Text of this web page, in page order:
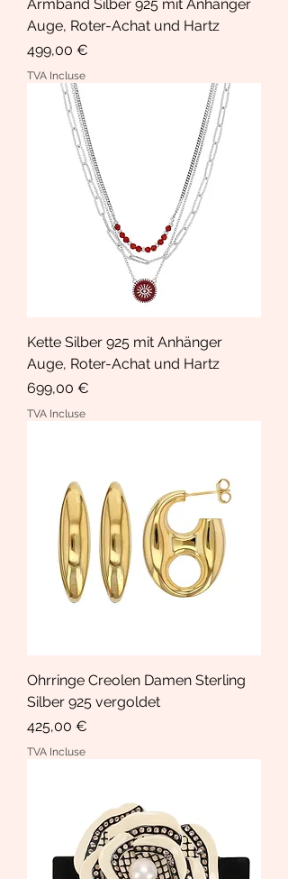
Armband Silber 925 mit Anhänger
Auge, Roter-Achat und Hartz
Prix
499,00 €
TVA Incluse
Kette Silber 925 mit Anhänger
Auge, Roter-Achat und Hartz
Prix
699,00 €
TVA Incluse
Ohrringe Creolen Damen Sterling
Silber 925 vergoldet
Prix
425,00 €
TVA Incluse